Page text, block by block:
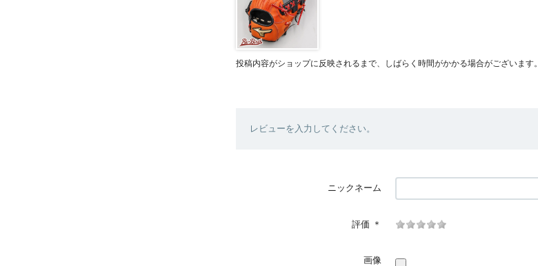
投稿内容がショップに反映されるまで、しばらく時間がかかる場合がございます。
レビューを入力してください。
ニックネーム
評価 ＊
画像